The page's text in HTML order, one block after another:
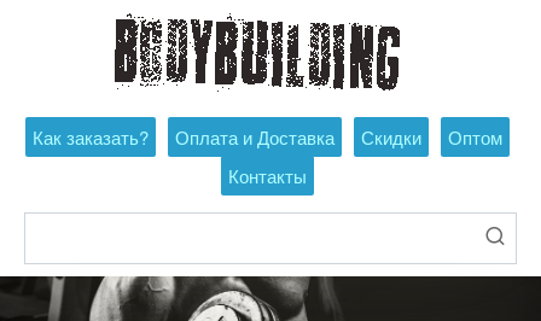
Как заказать? Оплата и Доставка Скидки
Оптом
Контакты